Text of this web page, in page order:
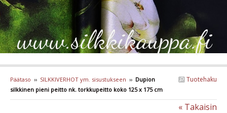
www.silkkikauppa.fi
Tuotehaku
Päätaso ›› SILKKIVERHOT ym. sisustukseen ›› Dupion
silkkinen pieni peitto nk. torkkupeitto koko 125 x 175 cm
« Takaisin